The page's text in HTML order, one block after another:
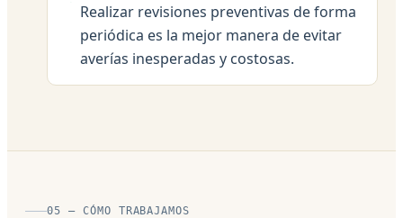
Realizar revisiones preventivas de forma
periódica es la mejor manera de evitar
averías inesperadas y costosas.
05 — CÓMO TRABAJAMOS